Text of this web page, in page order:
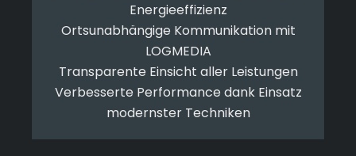
Energieeffizienz
Ortsunabhängige Kommunikation mit
LOGMEDIA
Transparente Einsicht aller Leistungen
Verbesserte Performance dank Einsatz
modernster Techniken